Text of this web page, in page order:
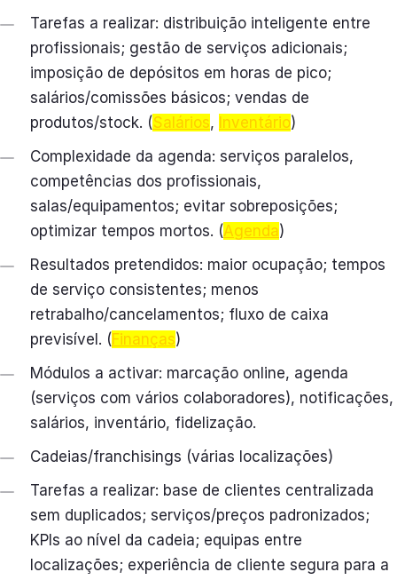
Tarefas a realizar: distribuição inteligente entre
profissionais; gestão de serviços adicionais;
imposição de depósitos em horas de pico;
salários/comissões básicos; vendas de
produtos/stock. (Salários, Inventário)
Complexidade da agenda: serviços paralelos,
competências dos profissionais,
salas/equipamentos; evitar sobreposições;
optimizar tempos mortos. (Agenda)
Resultados pretendidos: maior ocupação; tempos
de serviço consistentes; menos
retrabalho/cancelamentos; fluxo de caixa
previsível. (Finanças)
Módulos a activar: marcação online, agenda
(serviços com vários colaboradores), notificações,
salários, inventário, fidelização.
Cadeias/franchisings (várias localizações)
Tarefas a realizar: base de clientes centralizada
sem duplicados; serviços/preços padronizados;
KPIs ao nível da cadeia; equipas entre
localizações; experiência de cliente segura para a